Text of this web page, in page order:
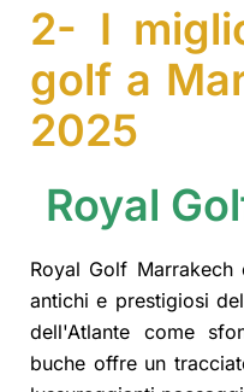
2- I
golf a
2025
Royal
Royal Golf
antichi e prestigiosi
dell'Atlante come
buche offre un